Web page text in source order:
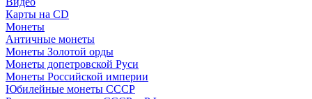
Карты на CD
Монеты
Античные монеты
Монеты Золотой орды
Монеты допетровской Руси
Монеты Российской империи
Юбилейные монеты СССР